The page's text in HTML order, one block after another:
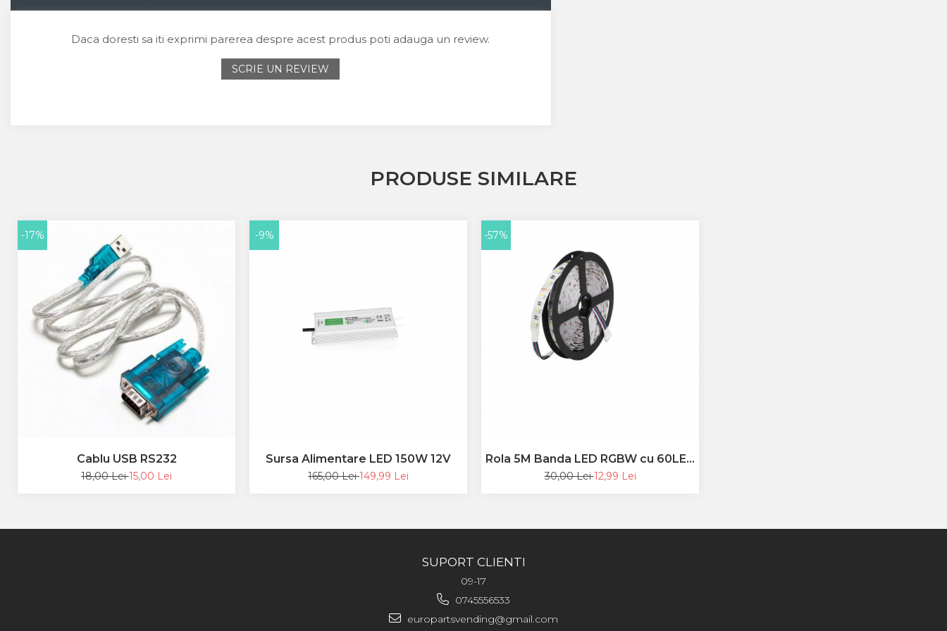
Daca doresti sa iti exprimi parerea despre acest produs poti adauga un review.
SCRIE UN REVIEW
PRODUSE SIMILARE
-17%
Cablu USB RS232
18,00 Lei15,00 Lei
-9%
Sursa Alimentare LED 150W 12V
165,00 Lei149,99 Lei
-57%
Rola 5M Banda LED RGBW cu 60LED
/M
30,00 Lei12,99 Lei
SUPORT CLIENTI
09-17
0745556533
europartsvending@gmail.com